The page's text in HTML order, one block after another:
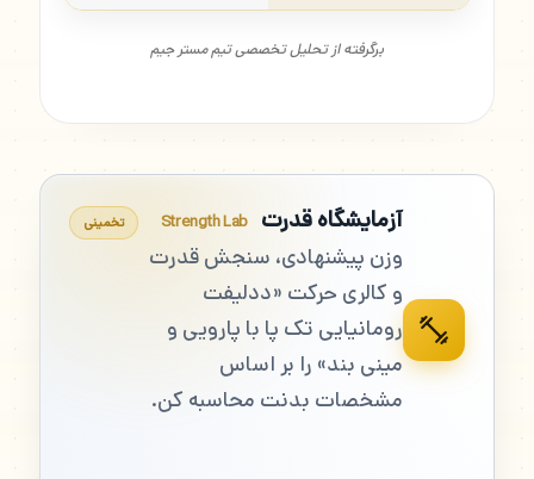
برگرفته از تحلیل تخصصی تیم مستر جیم
آزمایشگاه قدرت Strength Lab
وزن پیشنهادی، سنجش قدرت
و کالری حرکت «ددلیفت
رومانیایی تک پا با پارویی و
مینی بند» را بر اساس
مشخصات بدنت محاسبه کن.
تخمینی